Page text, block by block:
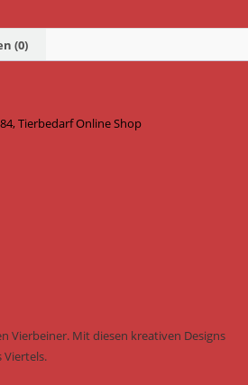
(0)
Tierbedarf Online Shop
Vierbeiner. Mit diesen kreativen Designs
Viertels.